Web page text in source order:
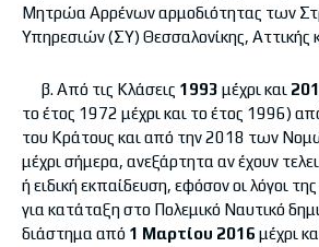
Μητρώα Αρρένων αρμοδιότητας των
Υπηρεσιών (ΣΥ) Θεσσαλονίκης, Αττικής
β. Από τις Κλάσεις 1993 μέχρι και
το έτος 1972 μέχρι και το έτος 1996)
του Κράτους και από την 2018 των
μέχρι σήμερα, ανεξάρτητα αν έχουν
ή ειδική εκπαίδευση, εφόσον οι λόγοι
για κατάταξη στο Πολεμικό Ναυτικό
διάστημα από 1 Μαρτίου 2016 μέχρι